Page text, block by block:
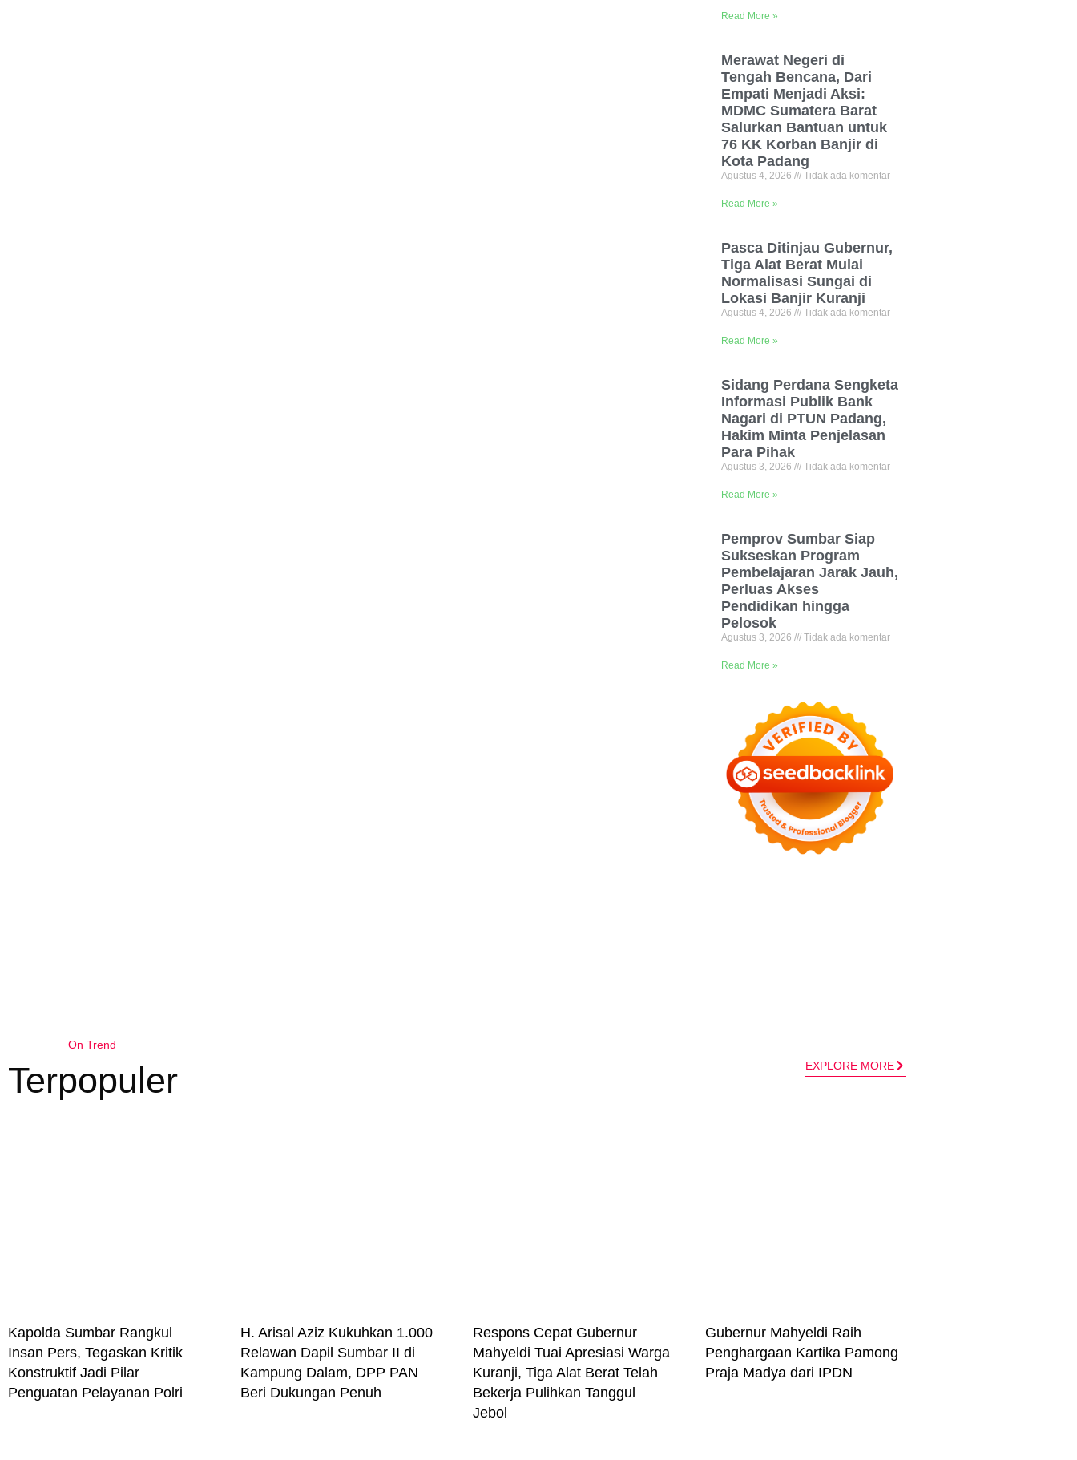
Read More »
Merawat Negeri di
Tengah Bencana, Dari
Empati Menjadi Aksi:
MDMC Sumatera Barat
Salurkan Bantuan untuk
76 KK Korban Banjir di
Kota Padang
Agustus 4, 2026 Tidak ada komentar
Read More »
Pasca Ditinjau Gubernur,
Tiga Alat Berat Mulai
Normalisasi Sungai di
Lokasi Banjir Kuranji
Agustus 4, 2026 Tidak ada komentar
Read More »
Sidang Perdana Sengketa
Informasi Publik Bank
Nagari di PTUN Padang,
Hakim Minta Penjelasan
Para Pihak
Agustus 3, 2026 Tidak ada komentar
Read More »
Pemprov Sumbar Siap
Sukseskan Program
Pembelajaran Jarak Jauh,
Perluas Akses
Pendidikan hingga
Pelosok
Agustus 3, 2026 Tidak ada komentar
Read More »
On Trend
Terpopuler EXPLORE MORE
Kapolda Sumbar Rangkul
Insan Pers, Tegaskan Kritik
Konstruktif Jadi Pilar
Penguatan Pelayanan Polri
H. Arisal Aziz Kukuhkan 1.000
Relawan Dapil Sumbar II di
Kampung Dalam, DPP PAN
Beri Dukungan Penuh
Respons Cepat Gubernur
Mahyeldi Tuai Apresiasi Warga
Kuranji, Tiga Alat Berat Telah
Bekerja Pulihkan Tanggul
Jebol
Gubernur Mahyeldi Raih
Penghargaan Kartika Pamong
Praja Madya dari IPDN